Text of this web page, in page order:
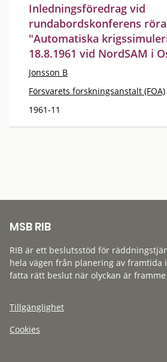
Inledningsföredrag vid
rundabordskonferens
"Automatiska
18.8.1961 vid NordSAM i
Jonsson B
Försvarets forskningsanstalt (FOA)
1961-11
MSB RIB
RIB är ett beslutsstöd för
hela vägen från planering av framtida
fatta rätt beslut när olyckan är framme.
Tillgänglighet
Cookies